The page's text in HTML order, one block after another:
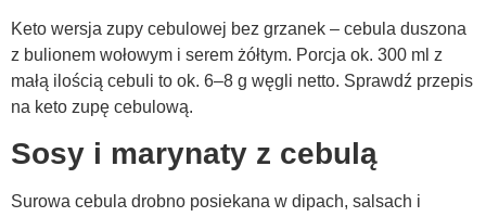
Keto wersja zupy cebulowej bez grzanek – cebula duszona
z bulionem wołowym i serem żółtym. Porcja ok. 300 ml z
małą ilością cebuli to ok. 6–8 g węgli netto. Sprawdź przepis
na keto zupę cebulową.
Sosy i marynaty z cebulą
Surowa cebula drobno posiekana w dipach, salsach i